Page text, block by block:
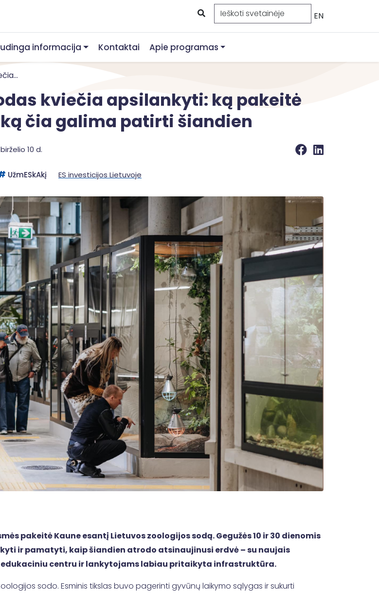
EN
informacija Kontaktai Apie programas
kviečia apsilankyti: ką pakeitė
čia galima patirti šiandien
10 d.
UžmESkAkį ES investicijos Lietuvoje
pakeitė Kaune esantį Lietuvos zoologijos sodą. Gegužės 10 ir 30 dienomis
ir pamatyti, kaip šiandien atrodo atsinaujinusi erdvė – su naujais
centru ir lankytojams labiau pritaikyta infrastruktūra.
sodo. Esminis tikslas buvo pagerinti gyvūnų laikymo sąlygas ir sukurti